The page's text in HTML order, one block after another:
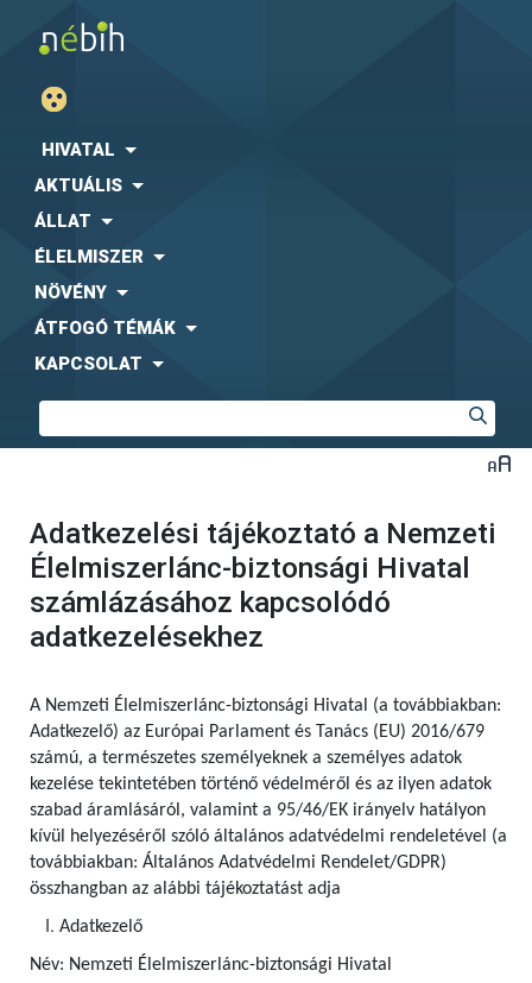
HIVATAL
AKTUÁLIS
ÁLLAT
ÉLELMISZER
NÖVÉNY
ÁTFOGÓ TÉMÁK
KAPCSOLAT
Adatkezelési tájékoztató a Nemzeti
Élelmiszerlánc-biztonsági Hivatal
számlázásához kapcsolódó
adatkezelésekhez
A Nemzeti Élelmiszerlánc-biztonsági Hivatal (a továbbiakban:
Adatkezelő) az Európai Parlament és Tanács (EU) 2016/679
számú, a természetes személyeknek a személyes adatok
kezelése tekintetében történő védelméről és az ilyen adatok
szabad áramlásáról, valamint a 95/46/EK irányelv hatályon
kívül helyezéséről szóló általános adatvédelmi rendeletével (a
továbbiakban: Általános Adatvédelmi Rendelet/GDPR)
összhangban az alábbi tájékoztatást adja
Adatkezelő
Név: Nemzeti Élelmiszerlánc-biztonsági Hivatal